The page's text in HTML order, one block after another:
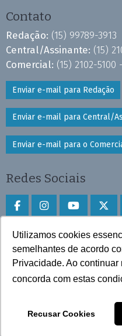
Utilizamos cookies
semelhantes de acordo
Privacidade. Ao
concorda com estas
Recusar Cookies
Contato
Redação: (15) 99789-3913
Central/Assinante: (15)
Comercial: (15) 2102-
Enviar e-mail para Redação
Enviar e-mail para Central/
Enviar e-mail para o
Redes Sociais
Faça download do
Play Store e App Store
Todos os direitos